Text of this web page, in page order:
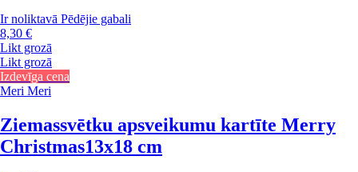
Ir noliktavā Pēdējie gabali
8,30 €
Likt grozā
Likt grozā
Izdevīga cena
Meri Meri
Ziemassvētku apsveikumu kartīte Merry
Christmas13x18 cm